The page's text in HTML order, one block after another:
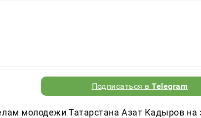
Подписаться вTelegram
молодежи Татарстана Азат Кадыров на